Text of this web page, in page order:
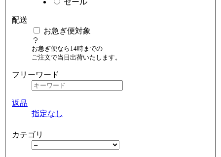
配送
お急ぎ便対象
お急ぎ便なら14時までの
ご注文で当日出荷いたします。
フリーワード
返品
指定なし
カテゴリ